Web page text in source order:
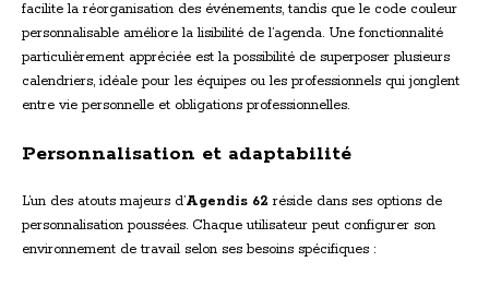
facilite la réorganisation des événements, tandis que le code couleur
personnalisable améliore la lisibilité de l’agenda. Une fonctionnalité
particulièrement appréciée est la possibilité de superposer plusieurs
calendriers, idéale pour les équipes ou les professionnels qui jonglent
entre vie personnelle et obligations professionnelles.
Personnalisation et adaptabilité
L’un des atouts majeurs d’Agendis 62 réside dans ses options de
personnalisation poussées. Chaque utilisateur peut configurer son
environnement de travail selon ses besoins spécifiques :